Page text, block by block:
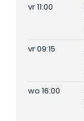
vr 11:00
vr 09:15
wo 16:00